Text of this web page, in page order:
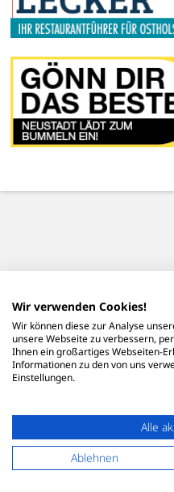
Wir verwenden Cookies!
Wir können diese zur Analyse
unsere Webseite zu verbessern,
Ihnen ein großartiges Webseiten-
Informationen zu den von uns
Einstellungen.
Alle
Ablehnen